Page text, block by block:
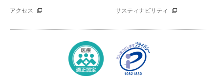
アクセス サスティナビリティ